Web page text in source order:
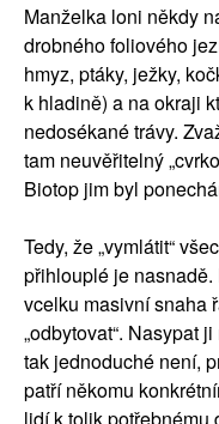
Manželka loni někdy
drobného foliového
hmyz, ptáky, ježky,
k hladině) a na okraji
nedosékané trávy.
tam neuvěřitelný
Biotop jim byl
Tedy, že „vymlátit“
přihlouplé je
vcelku masivní snaha
„odbytovat“. Nasypat
tak jednoduché není,
patří někomu
lidí k tolik potřebnému